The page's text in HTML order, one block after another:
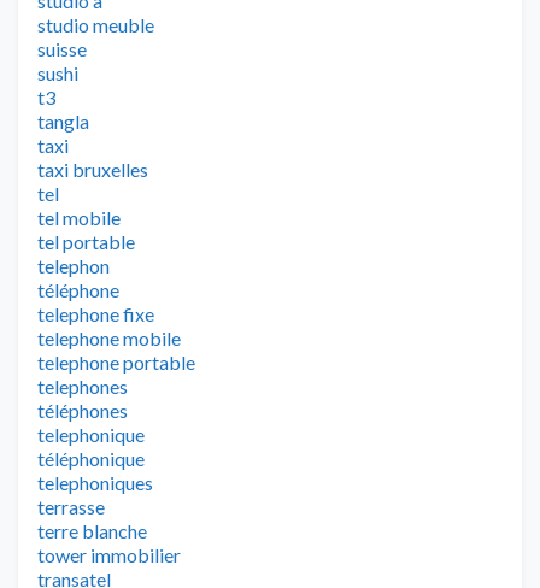
studio meuble
suisse
sushi
t3
tangla
taxi
taxi bruxelles
tel
tel mobile
tel portable
telephon
téléphone
telephone fixe
telephone mobile
telephone portable
telephones
téléphones
telephonique
téléphonique
telephoniques
terrasse
terre blanche
tower immobilier
transatel